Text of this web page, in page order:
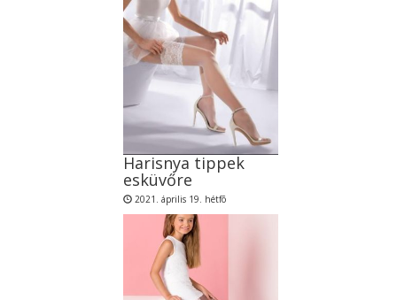
Harisnya tippek
esküvőre
2021. április 19. hétfõ